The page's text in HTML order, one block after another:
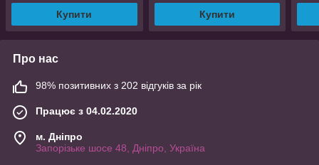
Купити Купити
Про нас
98% позитивних з 202 відгуків за рік
Працює з 04.02.2020
м. Дніпро
Запорізьке шосе 48, Дніпро, Україна